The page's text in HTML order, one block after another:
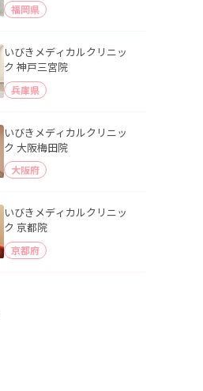
福岡県
いびきメディカルクリニッ
ク 神戸三宮院
兵庫県
いびきメディカルクリニッ
ク 大阪梅田院
大阪府
いびきメディカルクリニッ
ク 京都院
京都府